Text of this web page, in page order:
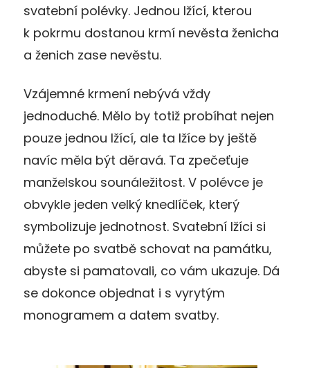
svatební polévky. Jednou lžící, kterou
k pokrmu dostanou krmí nevěsta ženicha
a ženich zase nevěstu.
Vzájemné krmení nebývá vždy
jednoduché. Mělo by totiž probíhat nejen
pouze jednou lžící, ale ta lžíce by ještě
navíc měla být děravá. Ta zpečeťuje
manželskou sounáležitost. V polévce je
obvykle jeden velký knedlíček, který
symbolizuje jednotnost. Svatební lžíci si
můžete po svatbě schovat na památku,
abyste si pamatovali, co vám ukazuje. Dá
se dokonce objednat i s vyrytým
monogramem a datem svatby.